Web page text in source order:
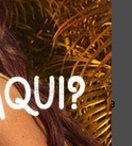
com salto
e
proporciona
elástico que
ao pé,
traz um toque de